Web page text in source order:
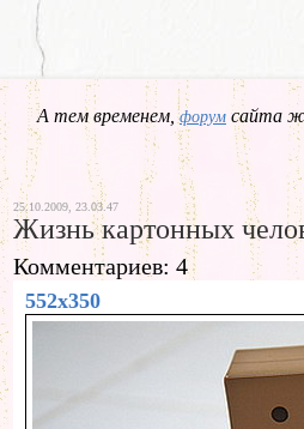
А тем временем,форум сайта
25.10.2009, 23.03.47
Жизнь картонных
Комментариев: 4
552x350